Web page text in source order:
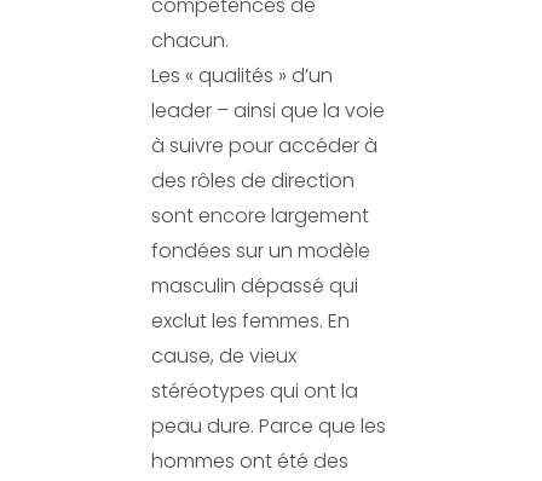
chacun.
Les « qualités » d’un
leader – ainsi que la voie
à suivre pour accéder à
des rôles de direction
sont encore largement
fondées sur un modèle
masculin dépassé qui
exclut les femmes. En
cause, de vieux
stéréotypes qui ont la
peau dure. Parce que les
hommes ont été des